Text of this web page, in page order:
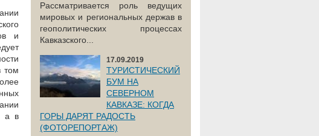
и
том
а в
Рассматривается роль ведущих
мировых и региональных держав в
геополитических процессах
Кавказского...
17.09.2019
ТУРИСТИЧЕСКИЙ
БУМ НА
СЕВЕРНОМ
КАВКАЗЕ: КОГДА
ГОРЫ ДАРЯТ РАДОСТЬ
(ФОТОРЕПОРТАЖ)